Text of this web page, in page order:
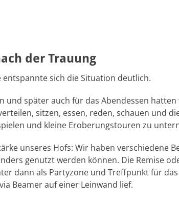
der Trauung
entspannte sich die Situation deutlich.
und später auch für das Abendessen
sitzen, essen, reden, schauen und
und kleine Eroberungstouren zu
unseres Hofs: Wir haben verschiedene
genutzt werden können. Die Remise
dann als Partyzone und Treffpunkt für
Beamer auf einer Leinwand lief.